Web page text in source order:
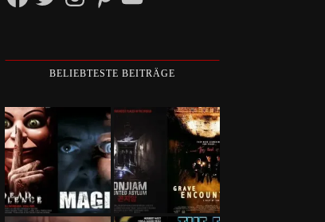
BELIEBTESTE BEITRÄGE